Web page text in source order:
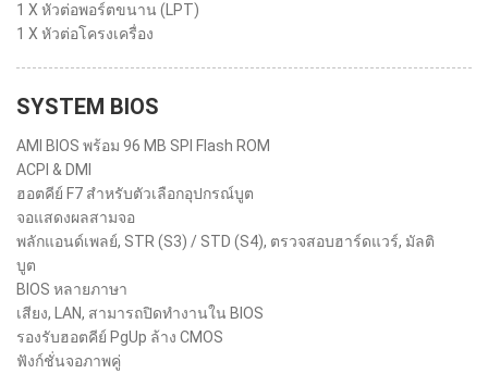
1 X หัวต่อพอร์ตขนาน (LPT)
1 X หัวต่อโครงเครื่อง
SYSTEM BIOS
AMI BIOS พร้อม 96 MB SPI Flash ROM
ACPI & DMI
ฮอตคีย์ F7 สำหรับตัวเลือกอุปกรณ์บูต
จอแสดงผลสามจอ
พลักแอนด์เพลย์, STR (S3) / STD (S4), ตรวจสอบฮาร์ดแวร์, มัลติ
บูต
BIOS หลายภาษา
เสียง, LAN, สามารถปิดทำงานใน BIOS
รองรับฮอตคีย์ PgUp ล้าง CMOS
ฟังก์ชั่นจอภาพคู่